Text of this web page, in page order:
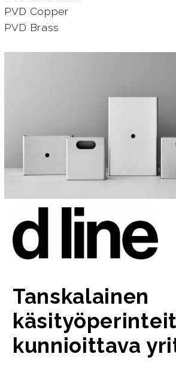
PVD Copper
PVD Brass
Tanskalainen
kunnioittava